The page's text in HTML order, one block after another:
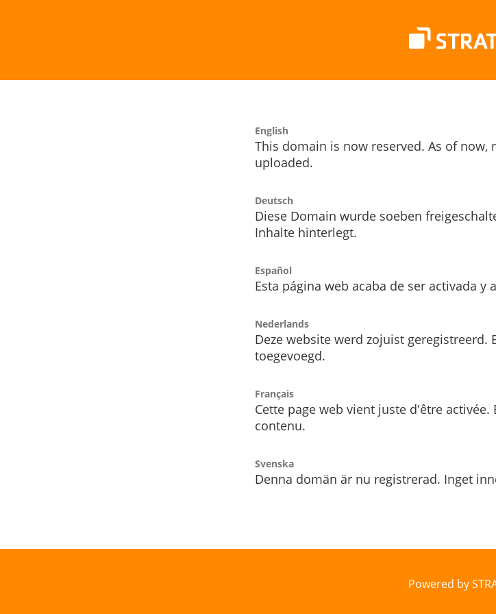
English
This domain is now reserved. As of now,
uploaded.
Deutsch
Diese Domain wurde soeben
Inhalte hinterlegt.
Español
Esta página web acaba de ser activada y
Nederlands
Deze website werd zojuist
toegevoegd.
Français
Cette page web vient juste d'être
contenu.
Svenska
Denna domän är nu registrerad. Inget
Powered by